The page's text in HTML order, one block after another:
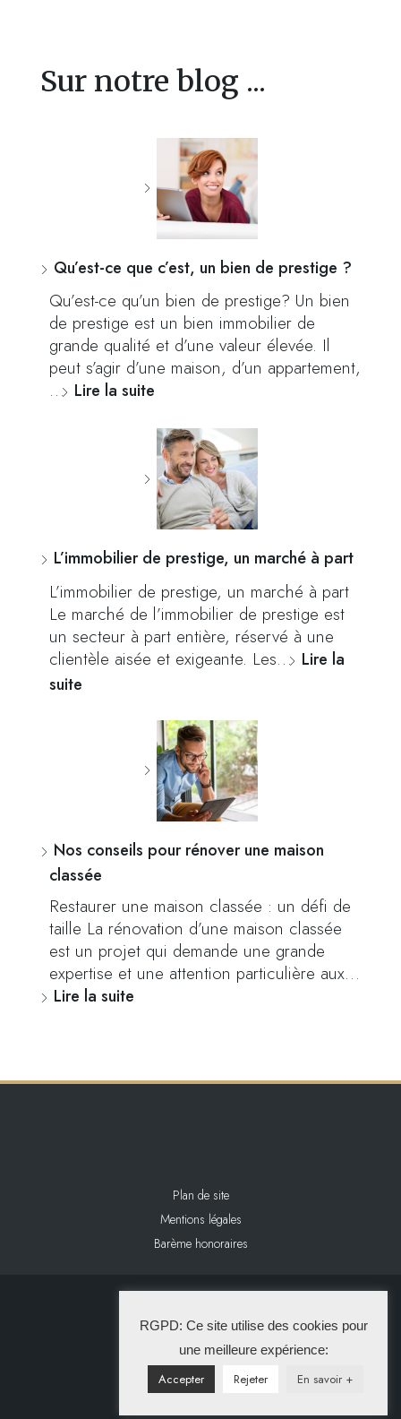
Sur notre blog ...
Qu’est-ce que c’est, un bien de prestige ?
Qu’est-ce qu’un bien de prestige? Un bien
de prestige est un bien immobilier de
grande qualité et d’une valeur élevée. Il
peut s’agir d’une maison, d’un appartement,
… Lire la suite
L’immobilier de prestige, un marché à part
L’immobilier de prestige, un marché à part
Le marché de l’immobilier de prestige est
un secteur à part entière, réservé à une
clientèle aisée et exigeante. Les… Lire la
suite
Nos conseils pour rénover une maison
classée
Restaurer une maison classée : un défi de
taille La rénovation d’une maison classée
est un projet qui demande une grande
expertise et une attention particulière aux…
Lire la suite
Plan de site
Mentions légales
Barème honoraires
La Solution Immo
RGPD: Ce site utilise des cookies pour
une meilleure expérience:
Accepter Rejeter En savoir +